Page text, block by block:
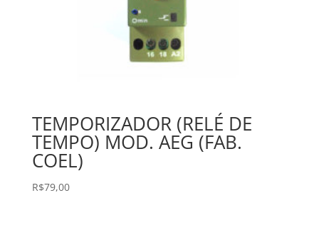
TEMPORIZADOR (RELÉ DE
TEMPO) MOD. AEG (FAB.
COEL)
R$79,00